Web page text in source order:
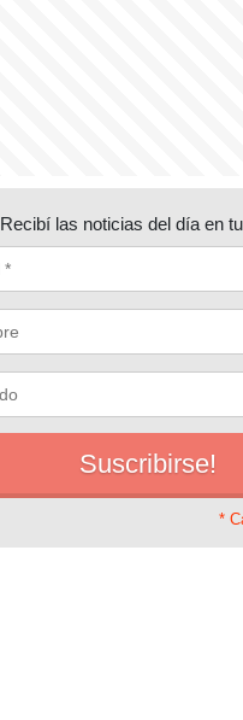
Recibí las noticias del día en
*